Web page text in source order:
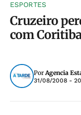
ESPORTES
Cruzeiro
com
PorAgencia
31/08/2008 -